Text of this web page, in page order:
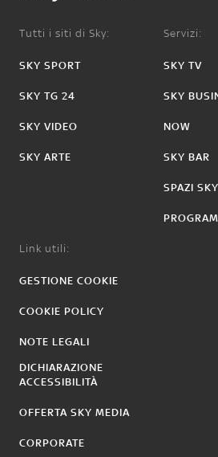
Tutti i siti di Sky:
SKY SPORT
SKY TG 24
SKY VIDEO
SKY ARTE
Servizi:
SKY TV
SKY
NOW
SKY BAR
SPAZI SKY
Link utili:
GESTIONE COOKIE
COOKIE POLICY
NOTE LEGALI
DICHIARAZIONE
ACCESSIBILITÀ
OFFERTA SKY MEDIA
CORPORATE